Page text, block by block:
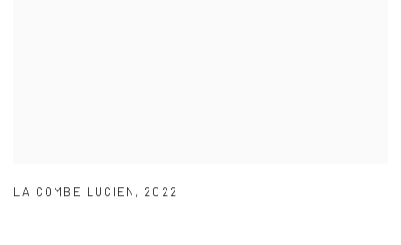
LA COMBE LUCIEN , 2022